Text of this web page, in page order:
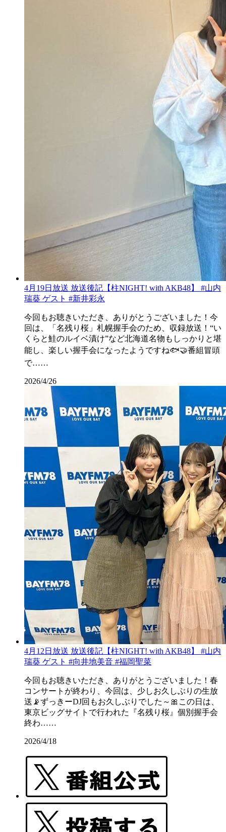
4月19日放送 放送後記【柱NIGHT! with AKB48】 #山内
瑞葵 ゲスト #新井彩永
今回もお聴きいただき、ありがとうございました！今
回は、「名残り桜」札幌握手会のため、収録放送！“い
くらと鮭のルイベ漬け”など北海道名物もしっかりと堪
能し、楽しい握手会になったようですね🐟🤝番組冒頭
で……
2026/4/26
4月12日放送 放送後記【柱NIGHT! with AKB48】 #山内
瑞葵 ゲスト #向井地美音 #福岡聖菜
今回もお聴きいただき、ありがとうございました！春
コンサートが終わり、今回は、少しお久しぶりの生放
送📡ずっきーDJ回もお久しぶりでした～🎀この日は、
東京ビッグサイトで行われた『名残り桜』個別握手会
終わ……
2026/4/18